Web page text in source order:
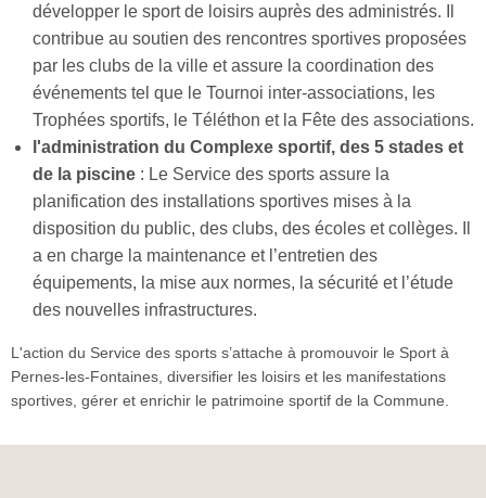
développer le sport de loisirs auprès des administrés. Il
contribue au soutien des rencontres sportives proposées
par les clubs de la ville et assure la coordination des
événements tel que le Tournoi inter-associations, les
Trophées sportifs, le Téléthon et la Fête des associations.
l'administration du Complexe sportif, des 5 stades et
de la piscine : Le Service des sports assure la
planification des installations sportives mises à la
disposition du public, des clubs, des écoles et collèges. Il
a en charge la maintenance et l’entretien des
équipements, la mise aux normes, la sécurité et l’étude
des nouvelles infrastructures.
L'action du Service des sports s’attache à promouvoir le Sport à
Pernes-les-Fontaines, diversifier les loisirs et les manifestations
sportives, gérer et enrichir le patrimoine sportif de la Commune.